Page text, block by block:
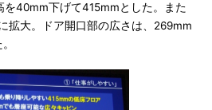
を40mm下げて415mmとした。また
拡大。ドア開口部の広さは、269mm